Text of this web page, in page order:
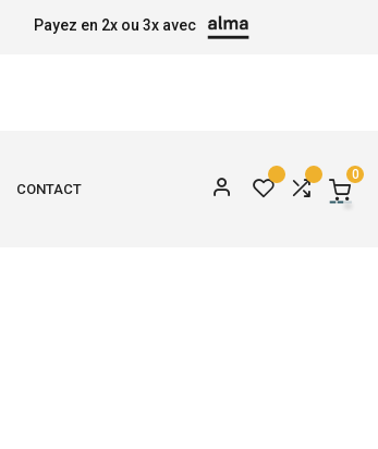
Payez en 2x ou 3x avec
CONTACT
0